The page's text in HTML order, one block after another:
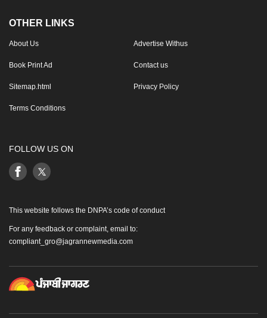
OTHER LINKS
About Us Advertise Withus
Book Print Ad Contact us
Sitemap.html Privacy Policy
Terms Conditions
FOLLOW US ON
This website follows the DNPA’s code of conduct
For any feedback or complaint, email to:
compliant_gro@jagrannewmedia.com